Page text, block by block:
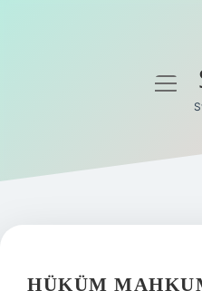
Gizlilik Politikası
Yasal Uyarı
HÜKÜM